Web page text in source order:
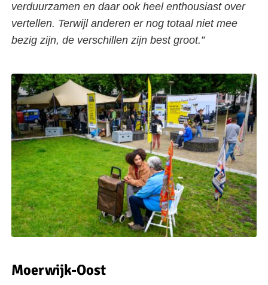
verduurzamen en daar ook heel enthousiast over
vertellen. Terwijl anderen er nog totaal niet mee
bezig zijn, de verschillen zijn best groot.”
Moerwijk-Oost